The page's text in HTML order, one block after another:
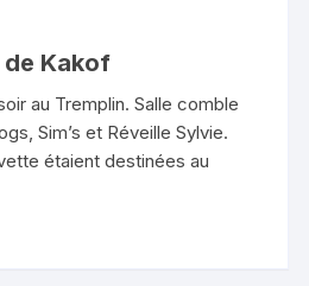
de Kakof
au Tremplin. Salle comble
Sim’s et Réveille Sylvie.
étaient destinées au